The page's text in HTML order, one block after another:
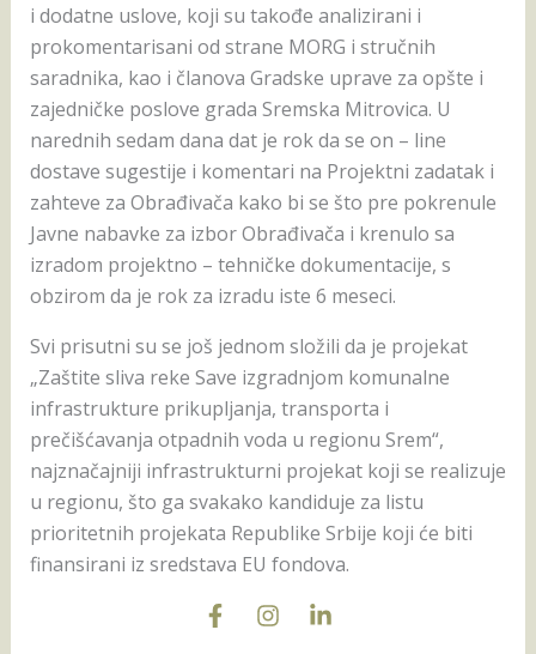
i dodatne uslove, koji su takođe analizirani i
prokomentarisani od strane MORG i stručnih
saradnika, kao i članova Gradske uprave za opšte i
zajedničke poslove grada Sremska Mitrovica. U
narednih sedam dana dat je rok da se on – line
dostave sugestije i komentari na Projektni zadatak i
zahteve za Obrađivača kako bi se što pre pokrenule
Javne nabavke za izbor Obrađivača i krenulo sa
izradom projektno – tehničke dokumentacije, s
obzirom da je rok za izradu iste 6 meseci.
Svi prisutni su se još jednom složili da je projekat
„Zaštite sliva reke Save izgradnjom komunalne
infrastrukture prikupljanja, transporta i
prečišćavanja otpadnih voda u regionu Srem“,
najznačajniji infrastrukturni projekat koji se realizuje
u regionu, što ga svakako kandiduje za listu
prioritetnih projekata Republike Srbije koji će biti
finansirani iz sredstava EU fondova.